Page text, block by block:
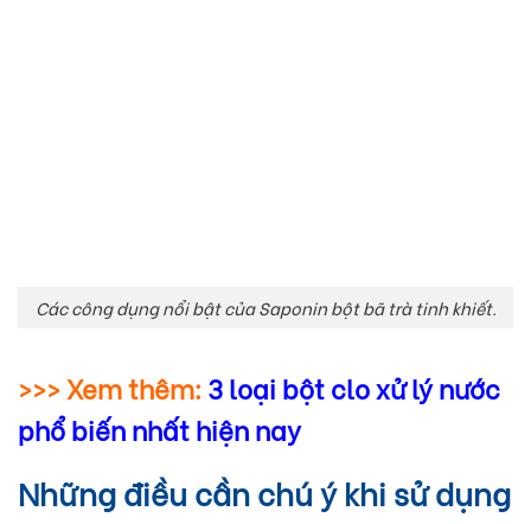
Các công dụng nổi bật của Saponin bột bã trà tinh khiết.
>>> Xem thêm: 3 loại bột clo xử lý nước
phổ biến nhất hiện nay
Những điều cần chú ý khi sử dụng